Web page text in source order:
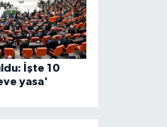
İşte 10
yasa'